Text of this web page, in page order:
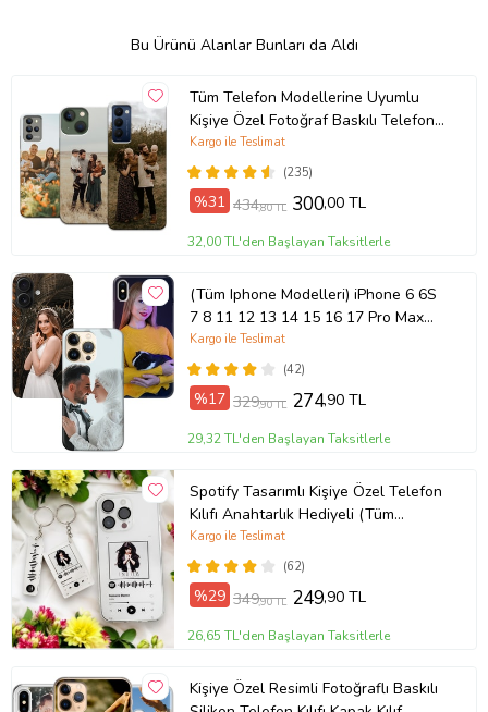
Bu Ürünü Alanlar Bunları da Aldı
Tüm Telefon Modellerine Uyumlu
Kişiye Özel Fotoğraf Baskılı Telefon
Kılıfı
(235)
Kargo ile Teslimat
%31 434,80 TL 300,00 TL
32,00 TL'den Başlayan Taksitlerle
(Tüm Iphone Modelleri) iPhone 6 6S
7 8 11 12 13 14 15 16 17 Pro Max
Plus Mini Kişiye Özel Resimli
Fotoğraflı Kılıf(42)
Kargo ile Teslimat
%17 329,90 TL 274,90 TL
29,32 TL'den Başlayan Taksitlerle
Spotify Tasarımlı Kişiye Özel Telefon
Kılıfı Anahtarlık Hediyeli (Tüm
Telefon Kılıfları Mevcuttur.)
(62)
Kargo ile Teslimat
%29 349,90 TL 249,90 TL
26,65 TL'den Başlayan Taksitlerle
Kişiye Özel Resimli Fotoğraflı Baskılı